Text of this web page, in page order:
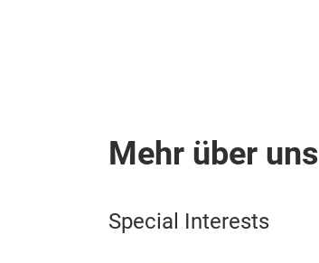
Mehr über uns
Special Interests